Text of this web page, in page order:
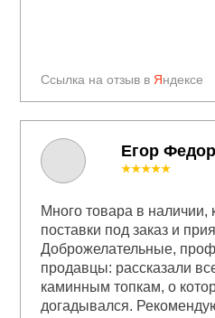
Ссылка на отзыв в Яндексе
Егор
★★★★★
Много товара в наличии,
поставки под заказ и
Доброжелательные,
продавцы: рассказали
каминным топкам, о
догадывался.